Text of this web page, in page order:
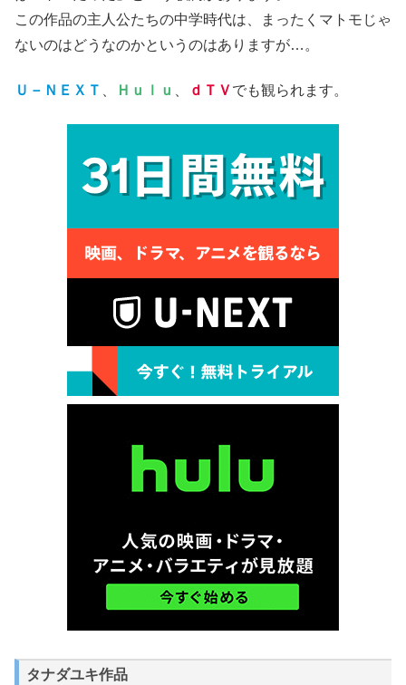
この作品の主人公たちの中学時代は、まったくマトモじゃ
ないのはどうなのかというのはありますが…。
Ｕ－ＮＥＸＴ Ｈｕｌｕ ｄＴＶ でも観られます。
タナダユキ作品